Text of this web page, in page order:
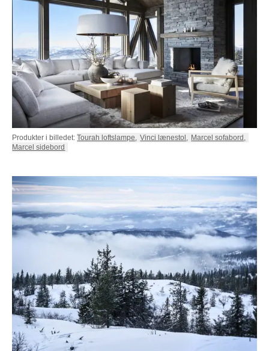
Produkter i billedet: Tourah loftslampe, Vinci lænestol , Marcel sofabord ,
Marcel sidebord